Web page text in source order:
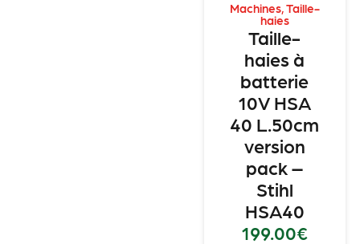
Machines,Taille-
haies
Taille-
haies à
batterie
10V HSA
40 L.50cm
version
pack –
Stihl
HSA40
199.00€